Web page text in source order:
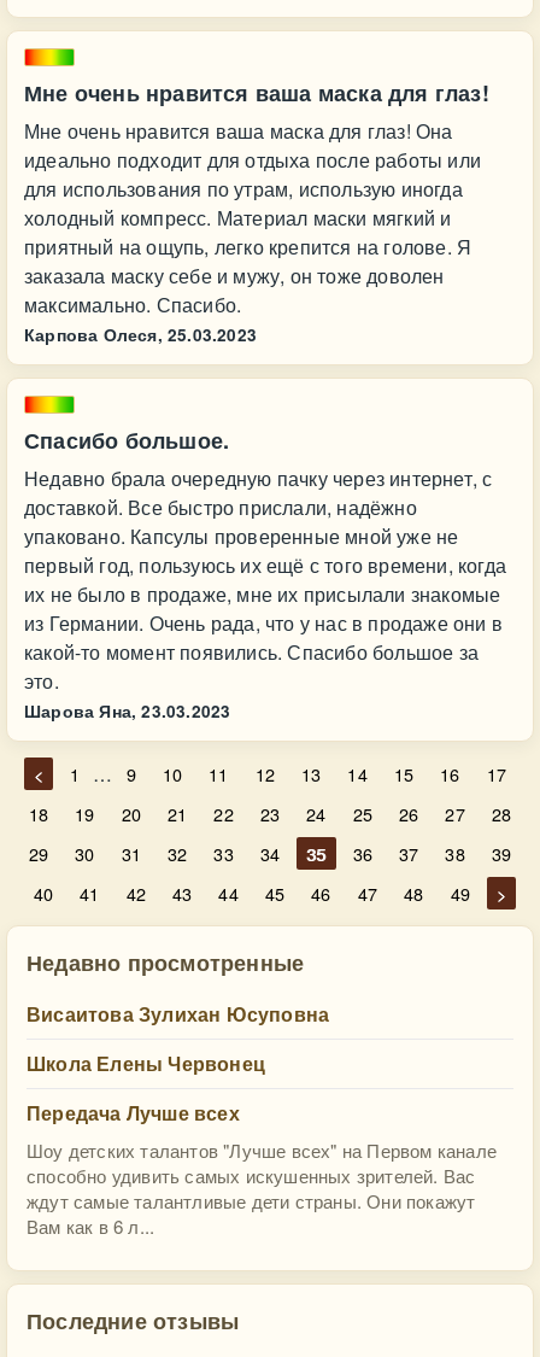
Мне очень нравится ваша маска для глаз!
Мне очень нравится ваша маска для глаз! Она
идеально подходит для отдыха после работы или
для использования по утрам, использую иногда
холодный компресс. Материал маски мягкий и
приятный на ощупь, легко крепится на голове. Я
заказала маску себе и мужу, он тоже доволен
максимально. Спасибо.
Карпова Олеся, 25.03.2023
Спасибо большое.
Недавно брала очередную пачку через интернет, с
доставкой. Все быстро прислали, надёжно
упаковано. Капсулы проверенные мной уже не
первый год, пользуюсь их ещё с того времени, когда
их не было в продаже, мне их присылали знакомые
из Германии. Очень рада, что у нас в продаже они в
какой-то момент появились. Спасибо большое за
это.
Шарова Яна, 23.03.2023
< 1 … 9 10 11 12 13 14 15 16
17
18
19 20 21 22 23 24 25 26 27
28
29
30 31 32 33 34 35 36 37 38
39
40
41 42 43 44 45 46 47 48 49 >
Недавно просмотренные
Висаитова Зулихан Юсуповна
Школа Елены Червонец
Передача Лучше всех
Шоу детских талантов "Лучше всех" на Первом канале
способно удивить самых искушенных зрителей. Вас
ждут самые талантливые дети страны. Они покажут
Вам как в 6 л...
Последние отзывы